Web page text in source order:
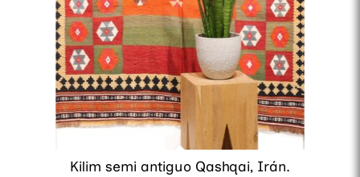
Kilim semi antiguo Qashqai, Irán.